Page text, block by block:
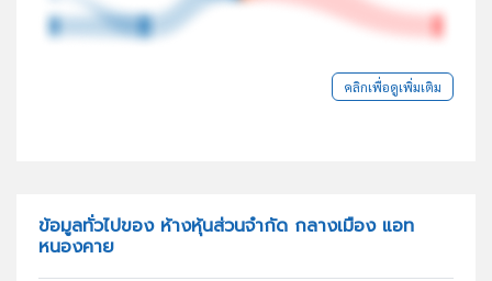
คลิกเพื่อดูเพิ่มเติม
ข้อมูลทั่วไปของ ห้างหุ้นส่วนจำกัด กลางเมือง แอท
หนองคาย